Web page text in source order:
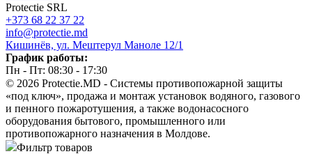
Protectie SRL
+373 68 22 37 22
info@protectie.md
Кишинёв, ул. Мештерул Маноле 12/1
График работы:
Пн - Пт: 08:30 - 17:30
© 2026 Protectie.MD - Системы противопожарной защиты
«под ключ», продажа и монтаж установок водяного, газового
и пенного пожаротушения, а также водонасосного
оборудования бытового, промышленного или
противопожарного назначения в Молдове.
Фильтр товаров